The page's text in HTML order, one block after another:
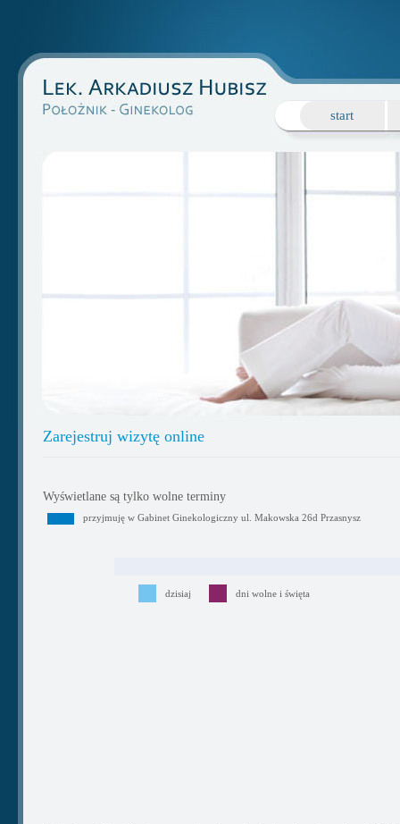
start
Zarejestruj wizytę online
Wyświetlane są tylko wolne terminy
przyjmuję w Gabinet Ginekologiczny ul. Makowska 26d Przasnysz
dzisiaj dni wolne i święta